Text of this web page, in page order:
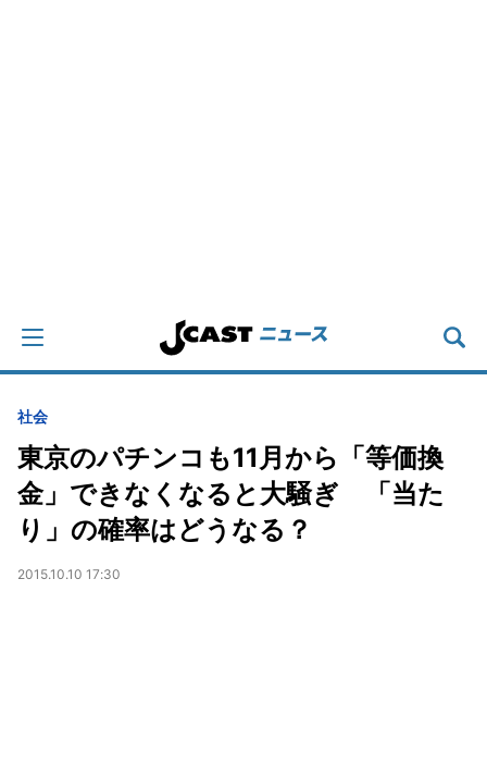
社会
東京のパチンコも11月から「等価換
金」できなくなると大騒ぎ 「当た
り」の確率はどうなる？
2015.10.10 17:30